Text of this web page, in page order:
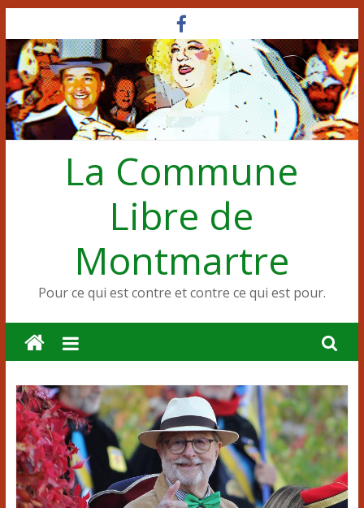
au
contenu
La Commune
Libre de
Montmartre
Pour ce qui est contre et contre ce qui est pour.